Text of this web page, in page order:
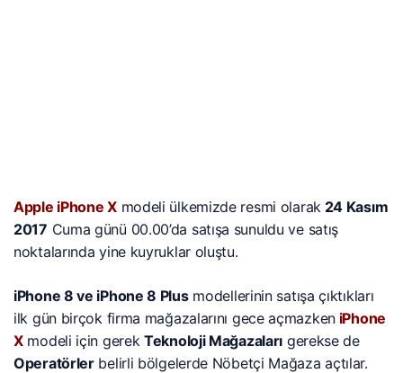
Apple iPhone X modeli ülkemizde resmi olarak 24 Kasım
2017 Cuma günü 00.00’da satışa sunuldu ve satış
noktalarında yine kuyruklar oluştu.
iPhone 8 ve iPhone 8 Plusmodellerinin satışa çıktıkları
ilk gün birçok firma mağazalarını gece açmazken iPhone
Xmodeli için gerekTeknoloji Mağazaları gerekse de
Operatörlerbelirli bölgelerde Nöbetçi Mağaza açtılar.